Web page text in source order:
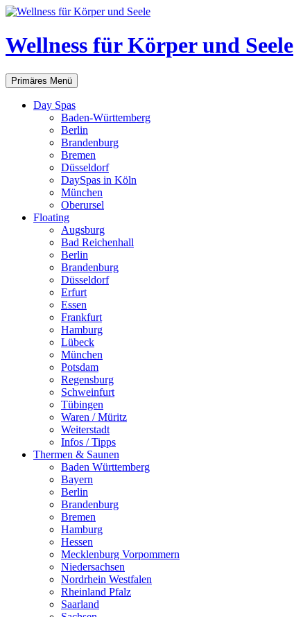
Zum
springen
Wellness für Körper und Seele
Suchen
Primäres Menü
Day Spas
Baden-Württemberg
Berlin
Brandenburg
Bremen
Düsseldorf
DaySpas in Köln
München
Oberursel
Floating
Augsburg
Bad Reichenhall
Berlin
Brandenburg
Düsseldorf
Erfurt
Essen
Frankfurt
Hamburg
Lübeck
München
Potsdam
Regensburg
Schweinfurt
Tübingen
Waren / Müritz
Weiterstadt
Infos / Tipps
Thermen & Saunen
Baden Württemberg
Bayern
Berlin
Brandenburg
Bremen
Hamburg
Hessen
Mecklenburg Vorpommern
Niedersachsen
Nordrhein Westfalen
Rheinland Pfalz
Saarland